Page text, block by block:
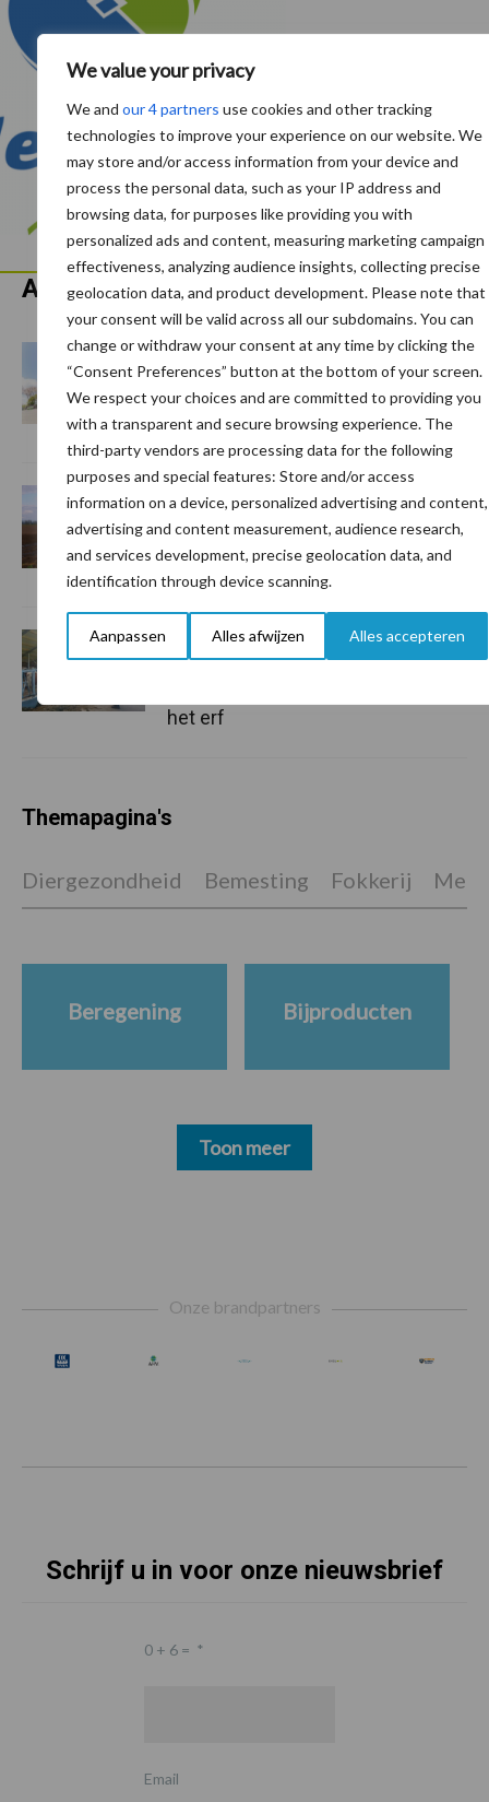
We value your privacy
We and our 4 partners use cookies and other tracking
technologies to improve your experience on our website. We
may store and/or access information from your device and
process the personal data, such as your IP address and
browsing data, for purposes like providing you with
personalized ads and content, measuring marketing campaign
effectiveness, analyzing audience insights, collecting precise
geolocation data, and product development. Please note that
your consent will be valid across all our subdomains. You can
change or withdraw your consent at any time by clicking the
“Consent Preferences” button at the bottom of your screen.
We respect your choices and are committed to providing you
with a transparent and secure browsing experience. The
third-party vendors are processing data for the following
purposes and special features: Store and/or access
information on a device, personalized advertising and content,
advertising and content measurement, audience research,
and services development, precise geolocation data, and
identification through device scanning.
Aanpassen Alles afwijzen Alles accepteren
Aanbevolen voor jou!
Van onze partner De Heus
De Heus rondt overname CJ
Feed & Care af
Van onze partner De Heus
Bemesting 2026: zo haal je
meer uit minder stikstof
Van onze partner De Heus
het erf
Themapagina's
Diergezondheid Bemesting Fokkerij
Beregening Bijproducten
Toon meer
Onze brandpartners
Schrijf u in voor onze nieuwsbrief
0 + 6 = *
Email